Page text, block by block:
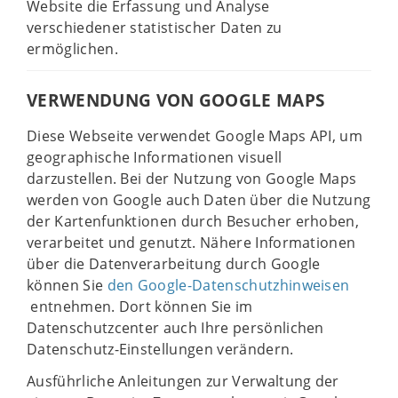
Website die Erfassung und Analyse
verschiedener statistischer Daten zu
ermöglichen.
VERWENDUNG VON GOOGLE MAPS
Diese Webseite verwendet Google Maps API, um
geographische Informationen visuell
darzustellen. Bei der Nutzung von Google Maps
werden von Google auch Daten über die Nutzung
der Kartenfunktionen durch Besucher erhoben,
verarbeitet und genutzt. Nähere Informationen
über die Datenverarbeitung durch Google
können Sie den Google-Datenschutzhinweisen
entnehmen. Dort können Sie im
Datenschutzcenter auch Ihre persönlichen
Datenschutz-Einstellungen verändern.
Ausführliche Anleitungen zur Verwaltung der